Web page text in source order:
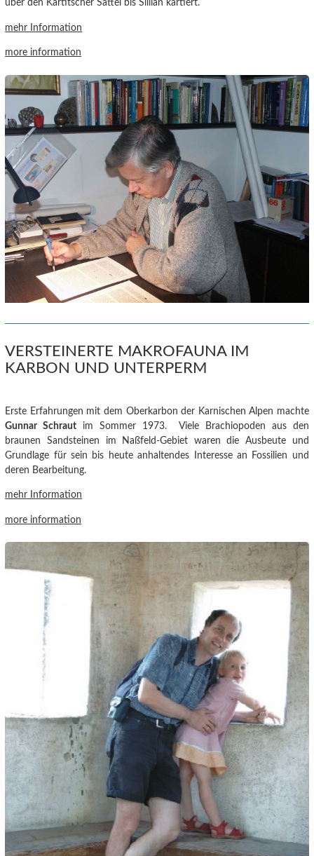
über den Kartitscher Sattel bis Sillian kartiert.
mehr Information
more information
VERSTEINERTE MAKROFAUNA IM
KARBON UND UNTERPERM
Erste Erfahrungen mit dem Oberkarbon der Karnischen Alpen machte
Gunnar Schraut im Sommer 1973. Viele Brachiopoden aus den
braunen Sandsteinen im Naßfeld-Gebiet waren die Ausbeute und
Grundlage für sein bis heute anhaltendes Interesse an Fossilien und
deren Bearbeitung.
mehr Information
more information